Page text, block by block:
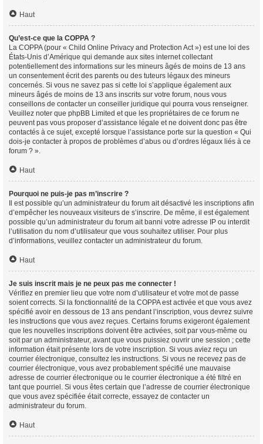
Haut
Qu’est-ce que la COPPA ?
La COPPA (pour « Child Online Privacy and Protection Act ») est une loi des
États-Unis d’Amérique qui demande aux sites internet collectant
potentiellement des informations sur les mineurs âgés de moins de 13 ans
un consentement écrit des parents ou des tuteurs légaux des mineurs
concernés. Si vous ne savez pas si cette loi s’applique également aux
mineurs âgés de moins de 13 ans inscrits sur votre forum, nous vous
conseillons de contacter un conseiller juridique qui pourra vous renseigner.
Veuillez noter que phpBB Limited et que les propriétaires de ce forum ne
peuvent pas vous proposer d’assistance légale et ne doivent donc pas être
contactés à ce sujet, excepté lorsque l’assistance porte sur la question « Qui
dois-je contacter à propos de problèmes d’abus ou d’ordres légaux liés à ce
forum ? ».
Haut
Pourquoi ne puis-je pas m’inscrire ?
Il est possible qu’un administrateur du forum ait désactivé les inscriptions afin
d’empêcher les nouveaux visiteurs de s’inscrire. De même, il est également
possible qu’un administrateur du forum ait banni votre adresse IP ou interdit
l’utilisation du nom d’utilisateur que vous souhaitez utiliser. Pour plus
d’informations, veuillez contacter un administrateur du forum.
Haut
Je suis inscrit mais je ne peux pas me connecter !
Vérifiez en premier lieu que votre nom d’utilisateur et votre mot de passe
soient corrects. Si la fonctionnalité de la COPPA est activée et que vous avez
spécifié avoir en dessous de 13 ans pendant l’inscription, vous devrez suivre
les instructions que vous avez reçues. Certains forums exigeront également
que les nouvelles inscriptions doivent être activées, soit par vous-même ou
soit par un administrateur, avant que vous puissiez ouvrir une session ; cette
information était présente lors de votre inscription. Si vous aviez reçu un
courrier électronique, consultez les instructions. Si vous ne recevez pas de
courrier électronique, vous avez probablement spécifié une mauvaise
adresse de courrier électronique ou le courrier électronique a été filtré en
tant que pourriel. Si vous êtes certain que l’adresse de courrier électronique
que vous avez spécifiée était correcte, essayez de contacter un
administrateur du forum.
Haut